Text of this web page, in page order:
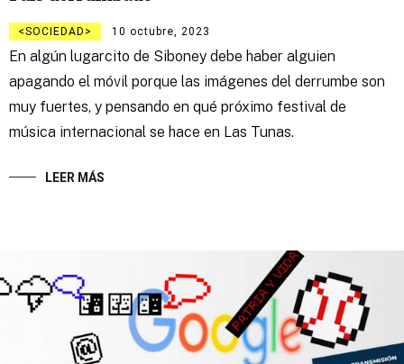
SOCIEDAD 10 octubre, 2023
En algún lugarcito de Siboney debe haber alguien
apagando el móvil porque las imágenes del derrumbe son
muy fuertes, y pensando en qué próximo festival de
música internacional se hace en Las Tunas.
LEER MÁS